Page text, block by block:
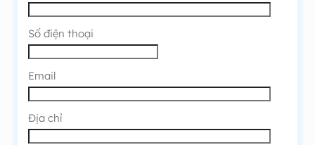
Số điện thoại
Email
Địa chỉ